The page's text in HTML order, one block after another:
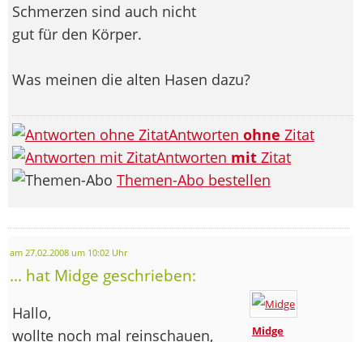
Schmerzen sind auch nicht
gut für den Körper.
Was meinen die alten Hasen dazu?
Antworten ohne Zitat
Antworten mit Zitat
Themen-Abo bestellen
am 27.02.2008 um 10:02 Uhr
... hat Midge geschrieben:
Midge
Hallo,
wollte noch mal reinschauen,